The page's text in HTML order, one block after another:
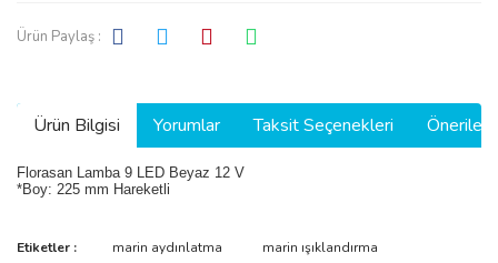
Ürün Paylaş :
Ürün Bilgisi Yorumlar Taksit Seçenekleri
Florasan Lamba 9 LED Beyaz 12 V
*Boy: 225 mm Hareketli
Bu ürünün fiyat bilgisi, resim, ürün açıklamalarında ve diğer
Etiketler : marin aydınlatma
marin ışıklandırma